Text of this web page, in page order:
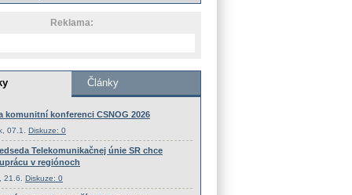
Reklama: